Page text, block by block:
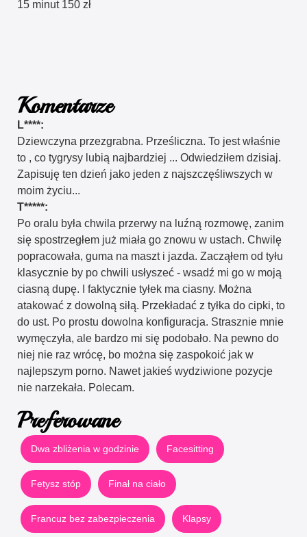
15 minut 150 zł
Komentarze
L****:
Dziewczyna przezgrabna. Prześliczna. To jest właśnie
to , co tygrysy lubią najbardziej ... Odwiedziłem dzisiaj.
Zapisuję ten dzień jako jeden z najszczęśliwszych w
moim życiu...
T*****:
Po oralu była chwila przerwy na luźną rozmowę, zanim
się spostrzegłem już miała go znowu w ustach. Chwilę
popracowała, guma na maszt i jazda. Zacząłem od tyłu
klasycznie by po chwili usłyszeć - wsadź mi go w moją
ciasną dupę. I faktycznie tyłek ma ciasny. Można
atakować z dowolną siłą. Przekładać z tyłka do cipki, to
do ust. Po prostu dowolna konfiguracja. Strasznie mnie
wymęczyła, ale bardzo mi się podobało. Na pewno do
niej nie raz wrócę, bo można się zaspokoić jak w
najlepszym porno. Nawet jakieś wydziwione pozycje
nie narzekała. Polecam.
Preferowane
Dwa zbliżenia w godzinie Facesitting
Fetysz stóp Finał na ciało
Francuz bez zabezpieczenia Klapsy